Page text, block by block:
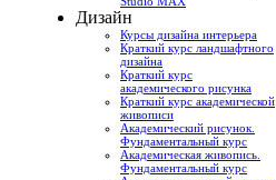
Дизайн
Курсы дизайна интерьера
Краткий курс ландшафтного
дизайна
Краткий курс
академического рисунка
Краткий курс академической
живописи
Академический рисунок.
Фундаментальный курс
Академическая живопись.
Фундаментальный курс